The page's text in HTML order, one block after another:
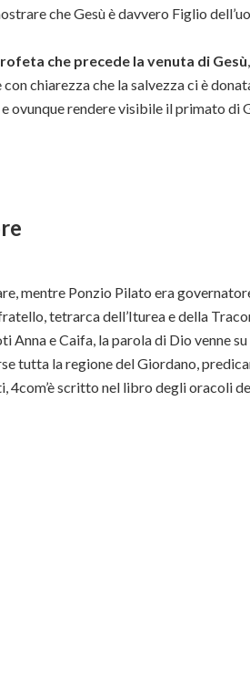
che Gesù è davvero Figlio
che precede la venuta di Gesù
chiarezza che la salvezza ci è
ovunque rendere visibile il primato di
mentre Ponzio Pilato era
tetrarca dell’Iturea e della
Anna e Caifa, la parola di Dio venne su
tutta la regione del Giordano,
4com’è scritto nel libro degli oracoli